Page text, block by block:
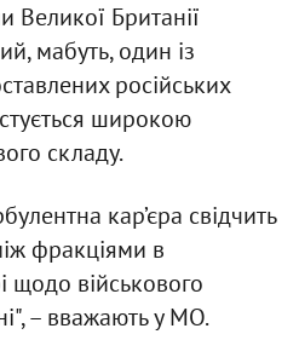
Великої Британії
мабуть, один із
російських
широкою
складу.
кар’єра свідчить
фракціями в
щодо військового
– вважають у МО.